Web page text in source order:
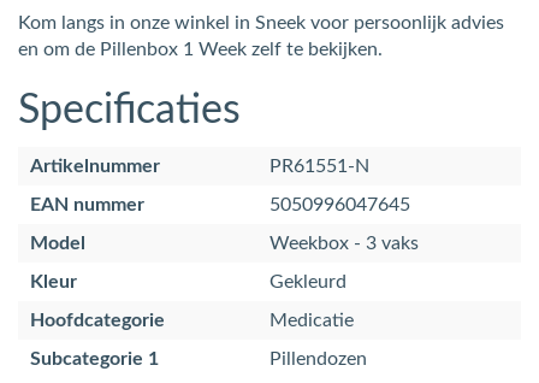
Kom langs in onze winkel in Sneek voor persoonlijk advies
en om de Pillenbox 1 Week zelf te bekijken.
Specificaties
Artikelnummer
PR61551-N
EAN nummer
5050996047645
Model
Weekbox - 3 vaks
Kleur
Gekleurd
Hoofdcategorie
Medicatie
Subcategorie 1
Pillendozen